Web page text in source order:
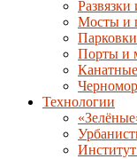
Развязки
Мосты и
Парковки
Порты и
Технологии